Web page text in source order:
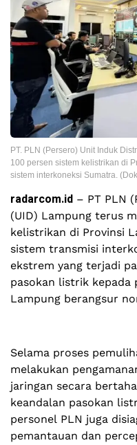
PT. PLN (Persero) Unit Induk
100 persen sistem kelistrikan di
sistem interkoneksi Sumatra.
radarcom.id – PT PLN
(UID) Lampung terus
kelistrikan di Provinsi
sistem transmisi
ekstrem yang terjadi
pasokan listrik kepada
Lampung berangsur
Selama proses
melakukan
jaringan secara
keandalan pasokan
personel PLN juga
pemantauan dan